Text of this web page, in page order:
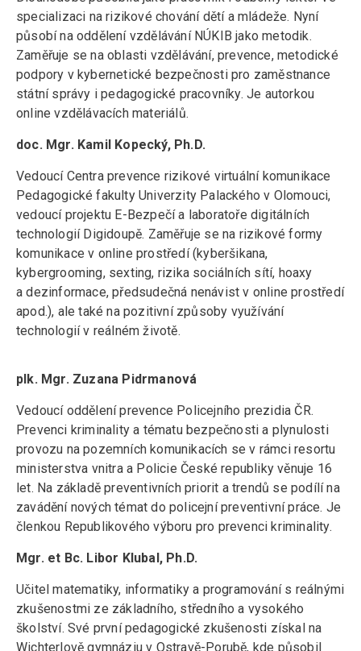
specializaci na rizikové chování dětí a mládeže. Nyní
působí na oddělení vzdělávání NÚKIB jako metodik.
Zaměřuje se na oblasti vzdělávání, prevence, metodické
podpory v kybernetické bezpečnosti pro zaměstnance
státní správy i pedagogické pracovníky. Je autorkou
online vzdělávacích materiálů.
doc. Mgr. Kamil Kopecký, Ph.D.
Vedoucí Centra prevence rizikové virtuální komunikace
Pedagogické fakulty Univerzity Palackého v Olomouci,
vedoucí projektu E-Bezpečí a laboratoře digitálních
technologií Digidoupě. Zaměřuje se na rizikové formy
komunikace v online prostředí (kyberšikana,
kybergrooming, sexting, rizika sociálních sítí, hoaxy
a dezinformace, předsudečná nenávist v online prostředí
apod.), ale také na pozitivní způsoby využívání
technologií v reálném životě.
plk. Mgr. Zuzana Pidrmanová
Vedoucí oddělení prevence Policejního prezidia ČR.
Prevenci kriminality a tématu bezpečnosti a plynulosti
provozu na pozemních komunikacích se v rámci resortu
ministerstva vnitra a Policie České republiky věnuje 16
let. Na základě preventivních priorit a trendů se podílí na
zavádění nových témat do policejní preventivní práce. Je
členkou Republikového výboru pro prevenci kriminality.
Mgr. et Bc. Libor Klubal, Ph.D.
Učitel matematiky, informatiky a programování s reálnými
zkušenostmi ze základního, středního a vysokého
školství. Své první pedagogické zkušenosti získal na
Wichterlově gymnáziu v Ostravě-Porubě, kde působil